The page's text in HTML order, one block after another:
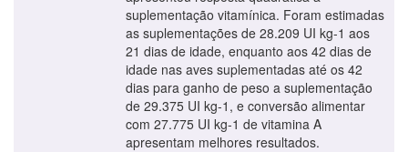
suplementação vitamínica. Foram estimadas
as suplementações de 28.209 UI kg-1 aos
21 dias de idade, enquanto aos 42 dias de
idade nas aves suplementadas até os 42
dias para ganho de peso a suplementação
de 29.375 UI kg-1, e conversão alimentar
com 27.775 UI kg-1 de vitamina A
apresentam melhores resultados.